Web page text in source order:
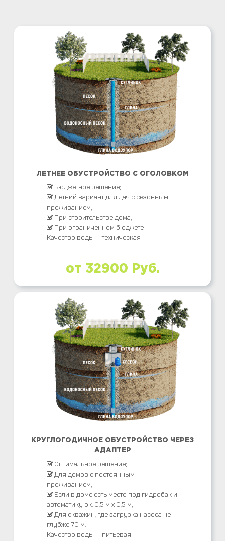
ЛЕТНЕЕ ОБУСТРОЙСТВО С ОГОЛОВКОМ
Бюджетное решение;
Летний вариант для дач с сезонным
проживанием;
При строительстве дома;
При ограниченном бюджете
Качество воды — техническая
от 32900 Руб.
КРУГЛОГОДИЧНОЕ ОБУСТРОЙСТВО ЧЕРЕЗ
АДАПТЕР
Оптимальное решение;
Для домов с постоянным
проживанием;
Если в доме есть место под гидробак и
автоматику ок. 0,5 м х 0,5 м;
Для скважин, где загрузка насоса не
глубже 70 м.
Качество воды — питьевая